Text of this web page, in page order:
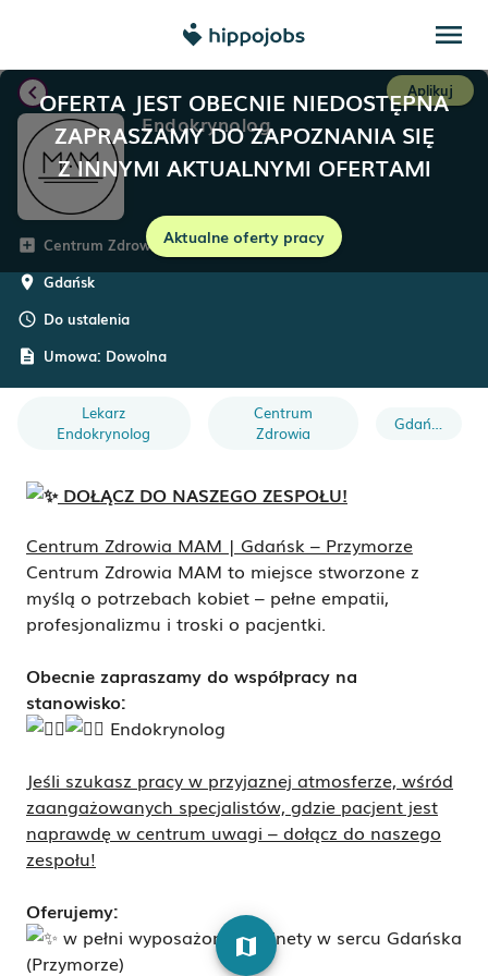
menu
OFERTA JEST OBECNIE NIEDOSTĘPNA
ZAPRASZAMY DO ZAPOZNANIA SIĘ
Z INNYMI AKTUALNYMI OFERTAMI
Aktualne oferty pracy
chevron_left Aplikuj
Endokrynolog
add_box Centrum Zdrowia MAM
room Gdańsk
schedule Do ustalenia
description Umowa: Dowolna
Lekarz
Endokrynolog
Centrum
Zdrowia
DOŁĄCZ DO NASZEGO ZESPOŁU!
Centrum Zdrowia MAM | Gdańsk – Przymorze
Centrum Zdrowia MAM to miejsce stworzone z
myślą o potrzebach kobiet – pełne empatii,
profesjonalizmu i troski o pacjentki.
Obecnie zapraszamy do współpracy na
stanowisko:
Endokrynolog
Jeśli szukasz pracy w przyjaznej atmosferze, wśród
zaangażowanych specjalistów, gdzie pacjent jest
naprawdę w centrum uwagi – dołącz do naszego
zespołu!
Oferujemy:
w pełni wyposażone gabinety w sercu Gdańska
(Przymorze)
map